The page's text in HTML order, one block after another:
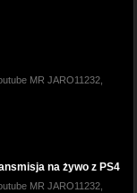
MR JARO11232,
na żywo z PS4
MR JARO11232,